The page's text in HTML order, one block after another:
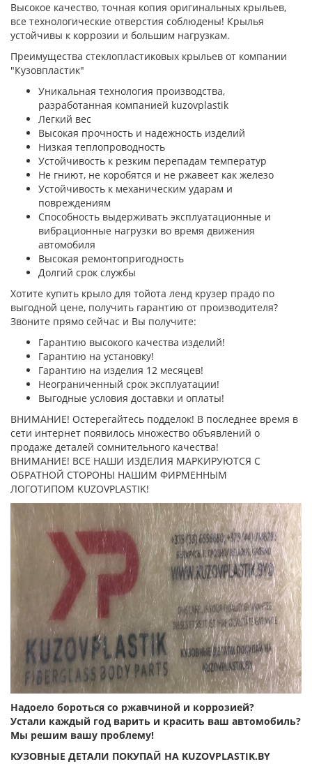
Высокое качество, точная копия оригинальных крыльев,
все технологические отверстия соблюдены! Крылья
устойчивы к коррозии и большим нагрузкам.
Преимущества стеклопластиковых крыльев от компании
"Кузовпластик"
Уникальная технология производства,
разработанная компанией kuzovplastik
Легкий вес
Высокая прочность и надежность изделий
Низкая теплопроводность
Устойчивость к резким перепадам температур
Не гниют, не коробятся и не ржавеет как железо
Устойчивость к механическим ударам и
повреждениям
Способность выдерживать эксплуатационные и
вибрационные нагрузки во время движения
автомобиля
Высокая ремонтопригодность
Долгий срок службы
Хотите купить крыло для тойота ленд крузер прадо по
выгодной цене, получить гарантию от производителя?
Звоните прямо сейчас и Вы получите:
Гарантию высокого качества изделий!
Гарантию на установку!
Гарантию на изделия 12 месяцев!
Неограниченный срок эксплуатации!
Выгодные условия доставки и оплаты!
ВНИМАНИЕ! Остерегайтесь подделок! В последнее время в
сети интернет появилось множество объявлений о
продаже деталей сомнительного качества!
ВНИМАНИЕ! ВСЕ НАШИ ИЗДЕЛИЯ МАРКИРУЮТСЯ С
ОБРАТНОЙ СТОРОНЫ НАШИМ ФИРМЕННЫМ
ЛОГОТИПОМ KUZOVPLASTIK!
Надоело бороться со ржавчиной и коррозией?
Устали каждый год варить и красить ваш автомобиль?
Мы решим вашу проблему!
КУЗОВНЫЕ ДЕТАЛИ ПОКУПАЙ НА KUZOVPLASTIK.BY